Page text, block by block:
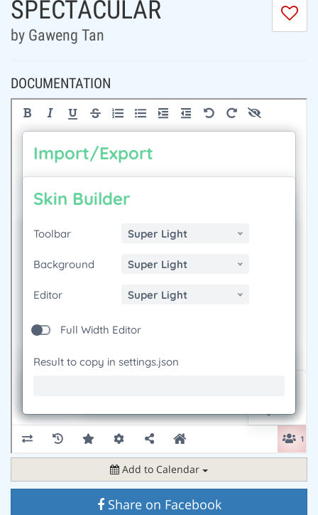
I
SPECTACULAR
by Gaweng Tan
DOCUMENTATION
Add to Calendar
Share on Facebook